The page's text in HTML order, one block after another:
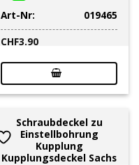
Art-Nr:
019465
CHF3.90
Schraubdeckel zu
Einstellbohrung
Kupplung
Kupplungsdeckel Sachs